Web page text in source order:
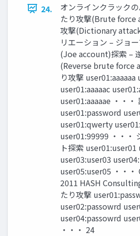
24.
オンラインクラック
たり攻撃(Brute force
攻撃(Dictionary
リエーション – ジョ
(Joe account)探索 –
(Reverse brute force
り攻撃 user01:aaaaaa
user01:aaaaac
user01:aaaaae ・・・
user01:password
user01:qwerty
user01:99999 ・・・
ト探索
user03:user03
user05:user05 ・・
2011 HASH
たり攻撃
user02:passowrd
user04:passowrd
・・・ 24